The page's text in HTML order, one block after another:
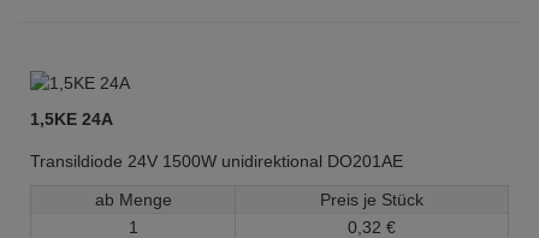
1,5KE 24A
Transildiode 24V 1500W unidirektional DO201AE
ab Menge
Preis je Stück
1
0, 32 €